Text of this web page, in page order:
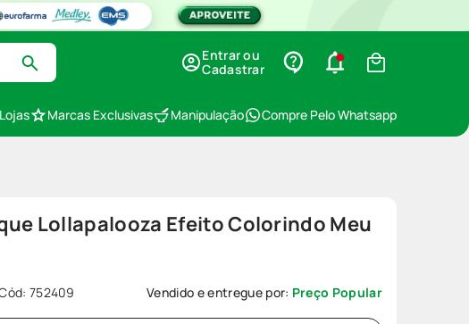
Entrar ou
Cadastrar
Marcas Exclusivas Manipulação Compre Pelo Whatsapp
Lollapalooza Efeito Colorindo Meu
: 752409 Vendido e entregue por: Preço Popular